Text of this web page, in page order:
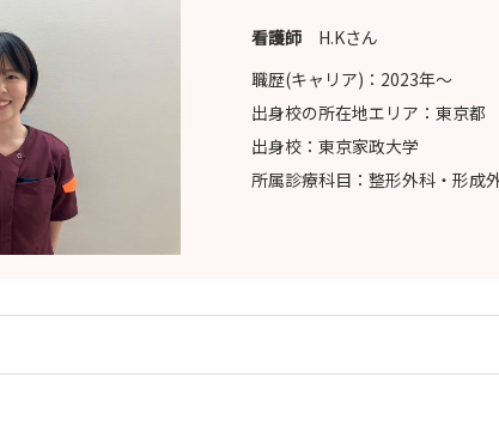
看護師 H.Kさん
職歴(キャリア)： 2023年〜
出身校の所在地エリア： 東京都
出身校： 東京家政大学
所属診療科目： 整形外科・形成